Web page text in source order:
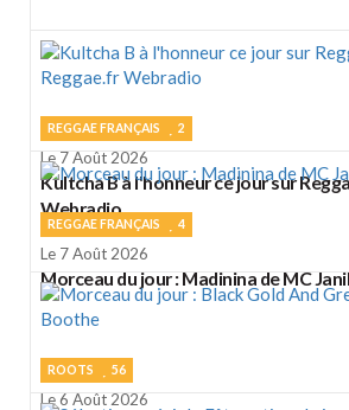
REGGAE FRANÇAIS 2
Le 7 Août 2026
Kultcha B à l'honneur ce jour sur
Webradio
REGGAE FRANÇAIS 4
Le 7 Août 2026
Morceau du jour : Madinina de MC
ROOTS 56
Le 6 Août 2026